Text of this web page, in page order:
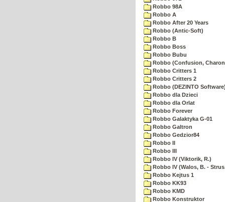
Robbo 98A
Robbo A
Robbo After 20 Years
Robbo (Antic-Soft)
Robbo B
Robbo Boss
Robbo Bubu
Robbo (Confusion,
Robbo Critters 1
Robbo Critters 2
Robbo (DEZINTO
Robbo dla Dzieci
Robbo dla Orlat
Robbo Forever
Robbo Galaktyka G-01
Robbo Galtron
Robbo Gedzior84
Robbo II
Robbo III
Robbo IV (Viktorik, R.)
Robbo IV (Walos, B. -
Robbo Kejtus 1
Robbo KK93
Robbo KMD
Robbo Konstruktor